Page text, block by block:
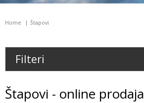
Home Štapovi
Filteri
Štapovi - online prodaja